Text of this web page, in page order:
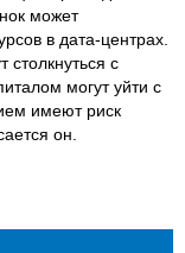
может
в дата-центрах.
с
могут уйти с
имеют риск
он.